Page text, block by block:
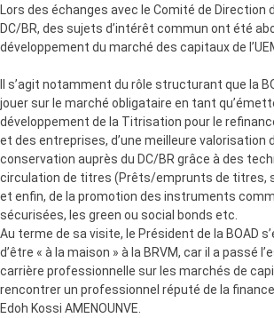
Lors des échanges avec le Comité de Direction
DC/BR, des sujets d’intérêt commun ont été
développement du marché des capitaux de
Il s’agit notamment du rôle structurant que la
jouer sur le marché obligataire en tant
développement de la Titrisation pour le
et des entreprises, d’une meilleure valorisation
conservation auprès du DC/BR grâce à des
circulation de titres (Prêts/emprunts de titres,
et enfin, de la promotion des instruments
sécurisées, les green ou social bonds etc.
Au terme de sa visite, le Président de la BOAD
d’être « à la maison » à la BRVM, car il a passé
carrière professionnelle sur les marchés de
rencontrer un professionnel réputé de la
Edoh Kossi AMENOUNVE.